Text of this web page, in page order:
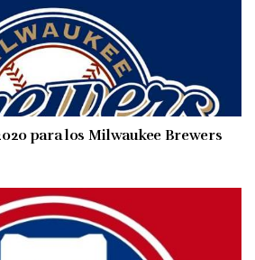
para los Milwaukee Brewers